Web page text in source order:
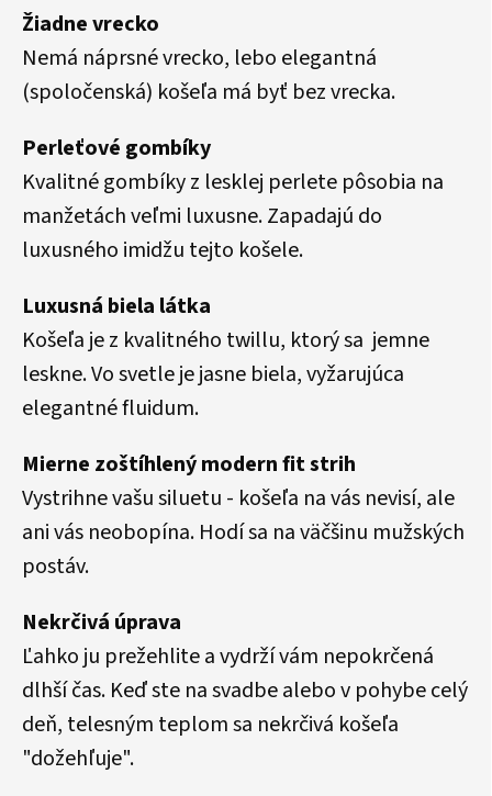
Žiadne vrecko
Nemá náprsné vrecko, lebo elegantná
(spoločenská) košeľa má byť bez vrecka.
Perleťové gombíky
Kvalitné gombíky z lesklej perlete pôsobia na
manžetách veľmi luxusne. Zapadajú do
luxusného imidžu tejto košele.
Luxusná biela látka
Košeľa je z kvalitného twillu, ktorý sa jemne
leskne. Vo svetle je jasne biela, vyžarujúca
elegantné fluidum.
Mierne zoštíhlený modern fit strih
Vystrihne vašu siluetu - košeľa na vás nevisí, ale
ani vás neobopína. Hodí sa na väčšinu mužských
postáv.
Nekrčivá úprava
Ľahko ju prežehlite a vydrží vám nepokrčená
dlhší čas. Keď ste na svadbe alebo v pohybe celý
deň, telesným teplom sa nekrčivá košeľa
"dožehľuje".